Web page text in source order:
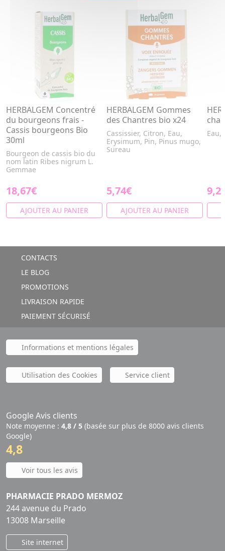
HERBALGEM Concentré
du bourgeons frais -
Cassis bourgeons Bio
30ml
Bourgeon de cassis bio du
nom latin Ribes nigrum L.
Gemmae
18,67€
AJOUTER AU PANIER
HERBALGEM Gommes
des Chantres bio x24
Cassissier, Citron, Eau,
Erysimum, Pin, Pinus mugo,
Sureau
5,74€
AJOUTER AU PANIER
Eau,
CONTACTS
LE BLOG
PROMOTIONS
LIVRAISON RAPIDE
PAIEMENT SÉCURISÉ
Informations et mentions légales
Utilisation des Cookies Service client
Google Avis clients
Note moyenne : 4,8 / 5 (basée sur plus de 8000 avis clients
Google)
4,8
Voir tous les avis
PHARMACIE PRADO MERMOZ
244 avenue du Prado
13008 Marseille
Site internet